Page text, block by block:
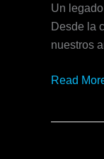
Un
Desde la
nuestros
que
queremos
mantener
Read